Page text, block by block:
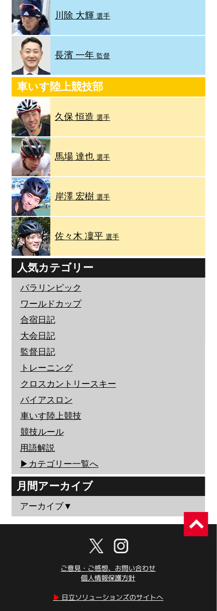
川除 大輝選手
長濱 一年 監督
車いす陸上競技部
久保 恒造選手
馬場 達也選手
岸澤 宏樹選手
佐々木 凜平選手
人気カテゴリー
パラリンピック
ワールドカップ
合宿日記
大会日記
監督日記
トレーニング
クロスカントリースキー
バイアスロン
車いす陸上競技
競技ルール
用語解説
▶︎カテゴリー一覧へ
月間アーカイブ
アーカイブ▼
ご意見・ご感想、お問い合わせ
個人情報保護方針
▶︎ 日立ソリューションズのサイトへ